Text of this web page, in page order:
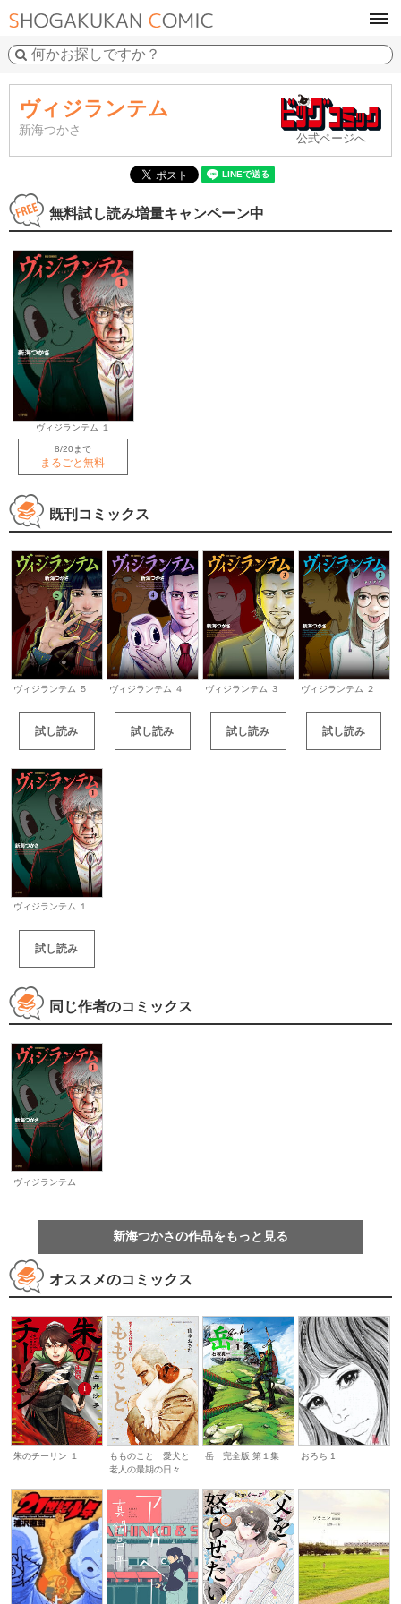
ヴィジランテム
新海つかさ
公式ページへ
無料試し読み増量キャンペーン中
ヴィジランテム １
8/20まで
まるごと無料
既刊コミックス
ヴィジランテム ５
試し読み
ヴィジランテム ４
試し読み
ヴィジランテム ３
試し読み
ヴィジランテム ２
試し読み
ヴィジランテム １
試し読み
同じ作者のコミックス
ヴィジランテム
新海つかさの作品をもっと見る
オススメのコミックス
朱のチーリン １
もものこと 愛犬と
老人の最期の日々
岳 完全版 第１集 おろち 1